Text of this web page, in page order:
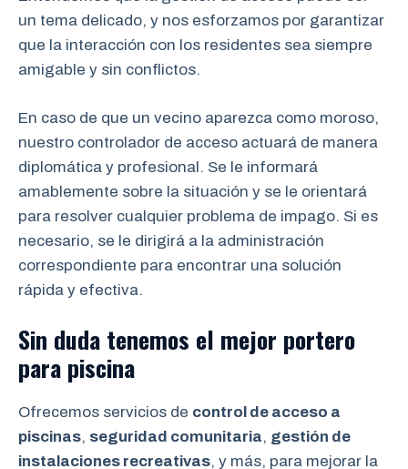
un tema delicado, y nos esforzamos por garantizar
que la interacción con los residentes sea siempre
amigable y sin conflictos.
En caso de que un vecino aparezca como moroso,
nuestro controlador de acceso actuará de manera
diplomática y profesional. Se le informará
amablemente sobre la situación y se le orientará
para resolver cualquier problema de impago. Si es
necesario, se le dirigirá a la administración
correspondiente para encontrar una solución
rápida y efectiva.
Sin duda tenemos el mejor portero
para piscina
Ofrecemos servicios de control de acceso a
piscinas, seguridad comunitaria, gestión de
instalaciones recreativas, y más, para mejorar la